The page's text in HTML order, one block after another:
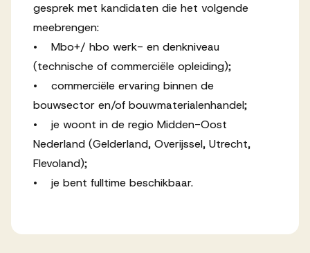
gesprek met kandidaten die het volgende
meebrengen:
• Mbo+/ hbo werk- en denkniveau
(technische of commerciële opleiding);
• commerciële ervaring binnen de
bouwsector en/of bouwmaterialenhandel;
• je woont in de regio Midden-Oost
Nederland (Gelderland, Overijssel, Utrecht,
Flevoland);
• je bent fulltime beschikbaar.